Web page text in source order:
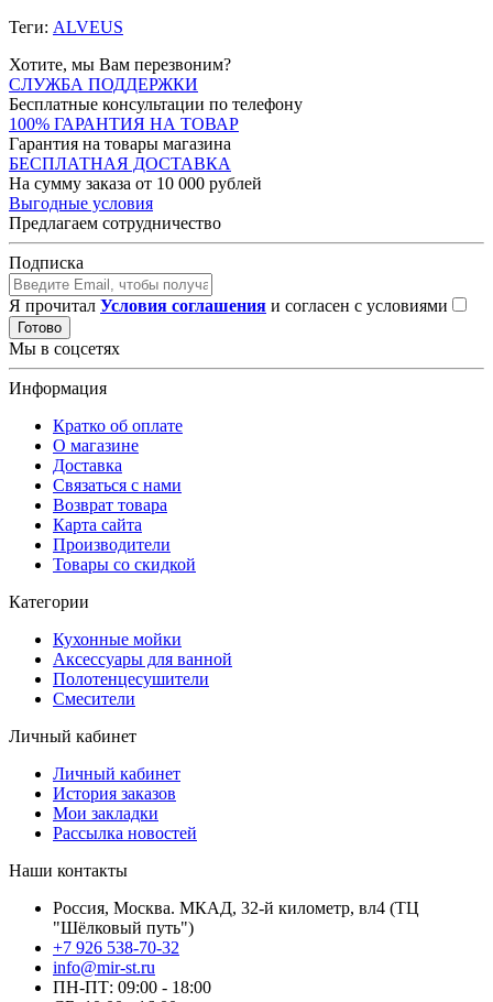
Теги: ALVEUS
Хотите, мы Вам перезвоним?
СЛУЖБА ПОДДЕРЖКИ
Бесплатные консультации по телефону
100% ГАРАНТИЯ НА ТОВАР
Гарантия на товары магазина
БЕСПЛАТНАЯ ДОСТАВКА
На сумму заказа от 10 000 рублей
Выгодные условия
Предлагаем сотрудничество
Подписка
Я прочитал Условия соглашения и согласен с условиями
Готово
Мы в соцсетях
Информация
Кратко об оплате
О магазине
Доставка
Связаться с нами
Возврат товара
Карта сайта
Производители
Товары со скидкой
Категории
Кухонные мойки
Аксессуары для ванной
Полотенцесушители
Смесители
Личный кабинет
Личный кабинет
История заказов
Мои закладки
Рассылка новостей
Наши контакты
Россия, Москва. МКАД, 32-й километр, вл4 (ТЦ
"Шёлковый путь")
+7 926 538-70-32
info@mir-st.ru
ПН-ПТ: 09:00 - 18:00